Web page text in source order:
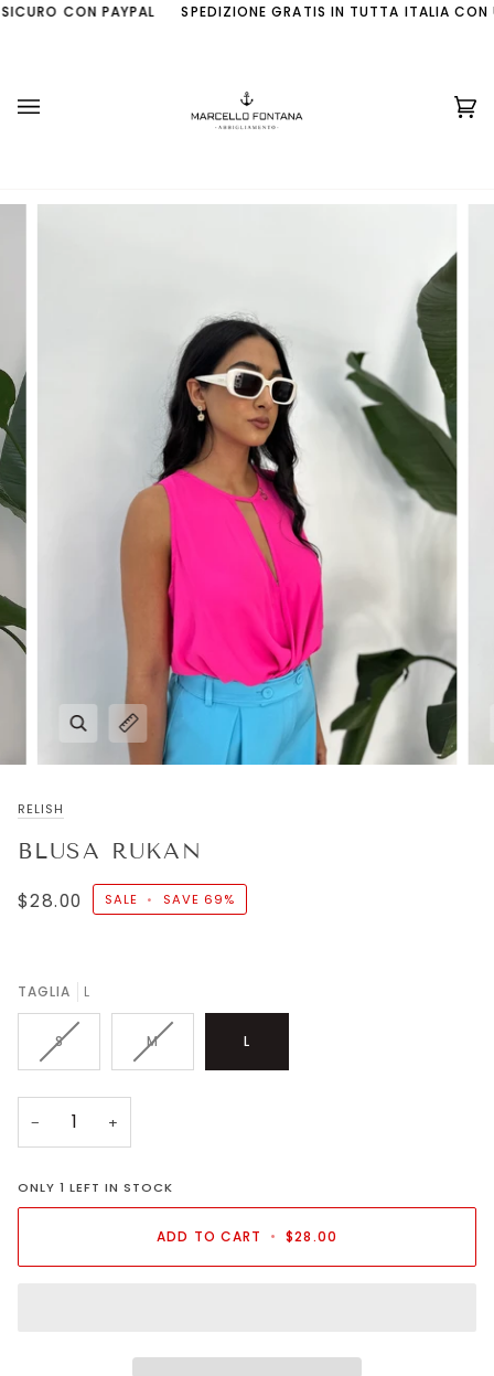
Skip CON PAYPAL SPEDIZIONE GRATIS IN TUTTA ITALIA CON
RELISH
BLUSA RUKAN
$28.00 SALE • SAVE 69%
TAGLIA L
SVARIANT
OR
UNAVAILABLE
MVARIANT
L
− +
ONLY1 LEFT IN STOCK
ADD TO CART • $28.00